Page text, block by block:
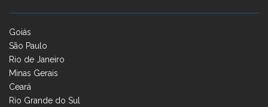
Goiás
São Paulo
Rio de Janeiro
Minas Gerais
Ceará
Rio Grande do Sul